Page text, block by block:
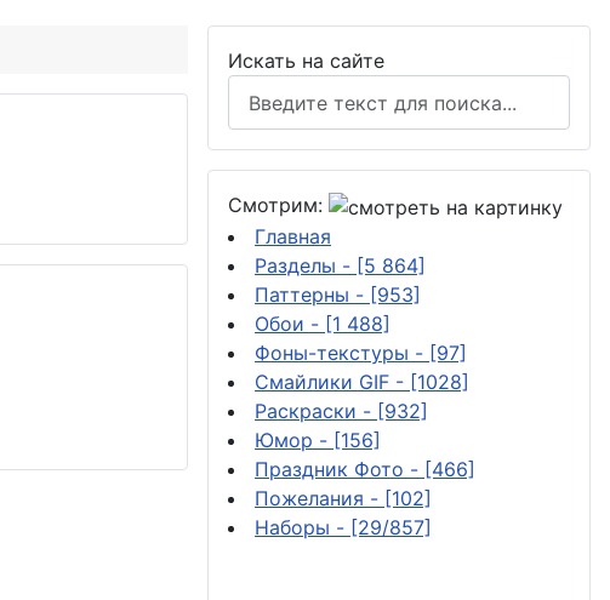
Искать на сайте
Смотрим:
Главная
Разделы - [5 864]
Паттерны - [953]
Обои - [1 488]
Фоны-текстуры - [97]
Смайлики GIF - [1028]
Раскраски - [932]
Юмор - [156]
Праздник Фото - [466]
Пожелания - [102]
Наборы - [29/857]